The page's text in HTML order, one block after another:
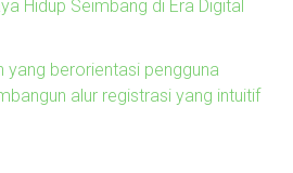
Hidup Seimbang di Era Digital
berorientasi pengguna
alur registrasi yang intuitif